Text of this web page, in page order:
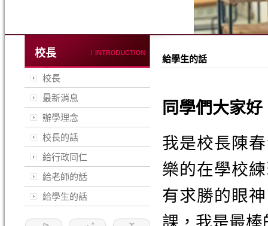
校長
校長
最新消息
辦學理念
校長的話
給行政同仁
給老師的話
給學生的話
給學生的話
同學們大家好
我是校長陳
樂的在學校
有求勝的眼
課，我是最